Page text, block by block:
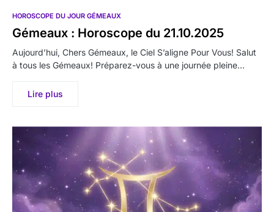
HOROSCOPE DU JOUR GÉMEAUX
Gémeaux : Horoscope du 21.10.2025
Aujourd’hui, Chers Gémeaux, le Ciel S’aligne Pour Vous! Salut
à tous les Gémeaux! Préparez-vous à une journée pleine…
Lire plus